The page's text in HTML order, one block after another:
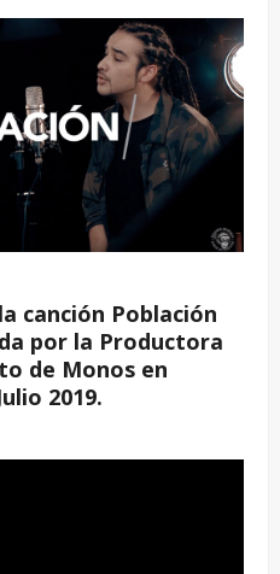
canción Población
por la Productora
de Monos en
2019.